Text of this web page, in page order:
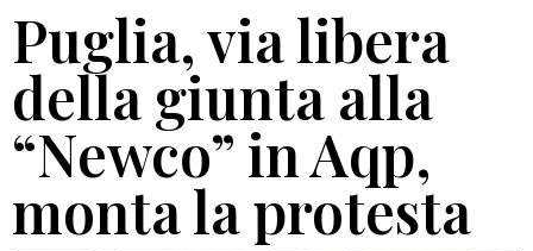
Puglia, via libera
della giunta alla
“Newco” in Aqp,
monta la protesta